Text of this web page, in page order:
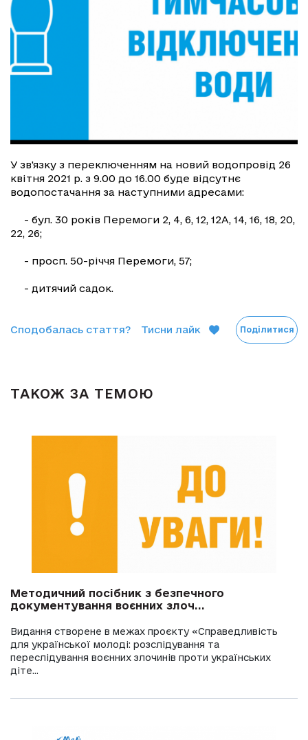
У зв'язку з переключенням на новий водопровід 26
квітня 2021 р. з 9.00 до 16.00 буде відсутнє
водопостачання за наступними адресами:
- бул. 30 років Перемоги 2, 4, 6, 12, 12А, 14, 16, 18, 20,
22, 26;
- просп. 50-річчя Перемоги, 57;
- дитячий садок.
Сподобалась стаття? Тисни лайк Поділитися
ТАКОЖ ЗА ТЕМОЮ
Методичний посібник з безпечного
документування воєнних злоч...
Видання створене в межах проєкту «Справедливість
для української молоді: розслідування та
переслідування воєнних злочинів проти українських
діте...